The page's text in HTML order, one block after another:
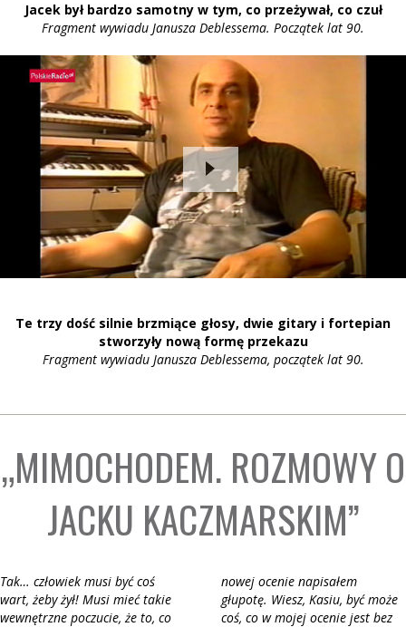
Jacek był bardzo samotny w tym, co przeżywał, co czuł
Fragment wywiadu Janusza Deblessema. Początek lat 90.
Te trzy dość silnie brzmiące głosy, dwie gitary i fortepian
stworzyły nową formę przekazu
Fragment wywiadu Janusza Deblessema, początek lat 90.
„MIMOCHODEM. ROZMOWY O
JACKU KACZMARSKIM”
Tak… człowiek musi być coś
wart, żeby żył! Musi mieć takie
wewnętrzne poczucie, że to, co
nowej ocenie napisałem
głupotę. Wiesz, Kasiu, być może
coś, co w mojej ocenie jest bez